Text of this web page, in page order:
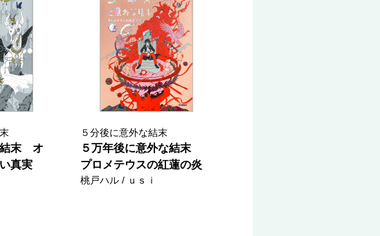
結末 オ
真実
５分後に意外な結末
５万年後に意外な結末
プロメテウスの紅蓮の炎
桃戸ハル / ｕｓｉ